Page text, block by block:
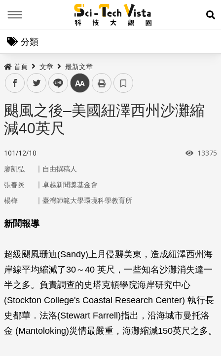
展
分類
首頁 文章 最新文章
facebooktwitter line 中
颶風之後–美國紐澤西州沙灘縮
減40英尺
101/12/10 瀏覽次
13375
廖凱弘 ｜ 自由撰稿人
張春炎
｜ 卓越新聞獎基金會
楊樺
｜ 臺灣師範大學環境科學教育所
新聞報導
超級颶風珊迪(Sandy)上月侵襲美東，造成紐澤西州海
岸線平均縮減了30～40 英尺，一些知名沙灘消失達一
半之多。負責調查的史塔克頓學院海岸研究中心
(Stockton College's Coastal Research Center) 執行長
史都華．法洛(Stewart Farrell)指出，沿海城市曼托洛
金 (Mantoloking)災情最嚴重，海灘縮減150英尺之多。